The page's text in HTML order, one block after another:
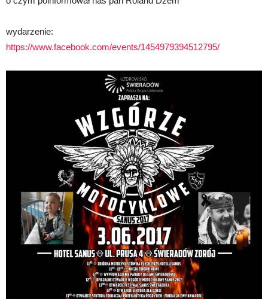
wydarzenie:
https://www.facebook.com/events/1454979394512795/